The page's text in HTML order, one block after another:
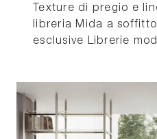
Texture di pregio e
libreria Mida a
esclusive Librerie